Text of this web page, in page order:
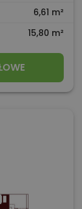
6,61 m²
15,80 m²